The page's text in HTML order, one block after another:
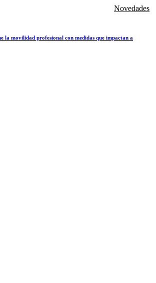
Novedades
la movilidad profesional con medidas que impactan a